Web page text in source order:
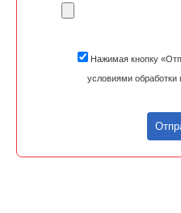
Нажимая кнопку
условиями обработки